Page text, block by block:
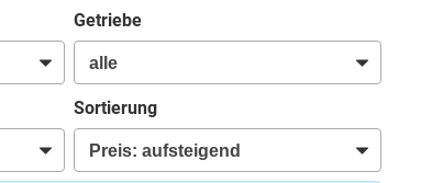
Getriebe
Sortierung